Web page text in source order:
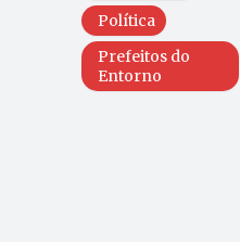
Política
Prefeitos do
Entorno